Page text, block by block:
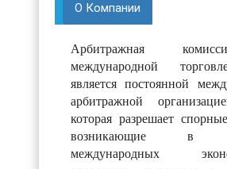
О Компании
Арбитражная
международной
является постоянной
арбитражной
которая разрешает
возникающие в
международных